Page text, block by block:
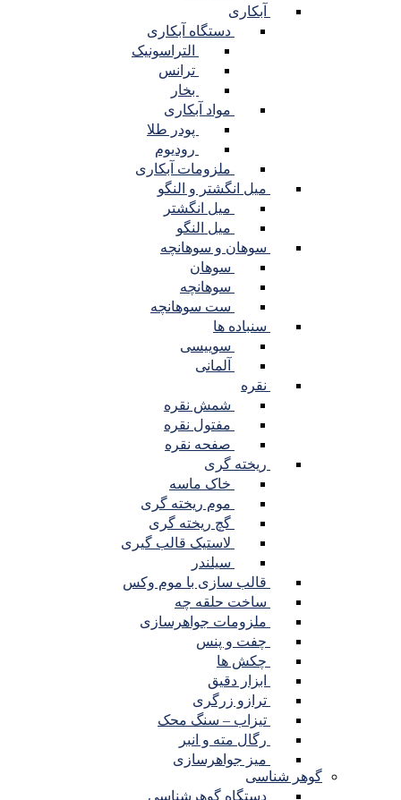
آبکاری
دستگاه آبکاری
التراسونیک
ترانس
مواد آبکاری
پودر طلا
رودیوم
ملزومات آبکاری
میل انگشتر و النگو
میل انگشتر
میل النگو
سوهان و سوهانچه
سوهان
سوهانچه
ست سوهانچه
سنباده ها
سوییسی
آلمانی
شمش نقره
مفتول نقره
صفحه نقره
ریخته گری
خاک ماسه
موم ریخته گری
گچ ریخته گری
لاستیک قالب گیری
سیلندر
قالب سازی با موم وکس
ساخت حلقه چه
ملزومات جواهرسازی
چفت و پنس
چکش ها
ابزار دقیق
ترازو زرگری
تیزاب – سنگ محک
رگال مته و انبر
میز جواهرسازی
گوهر شناسی
دستگاه گوهرشناسی